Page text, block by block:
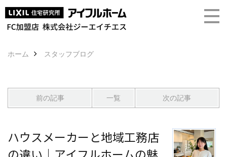
ホーム スタッフブログ
前の記事 一覧 次の記事
ハウスメーカーと地域工務店